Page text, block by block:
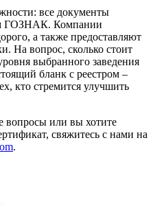
все документы
ГОЗНАК. Компании
а также предоставляют
На вопрос, сколько стоит
выбранного заведения
бланк с реестром –
кто стремится улучшить
вопросы или вы хотите
свяжитесь с нами на
.